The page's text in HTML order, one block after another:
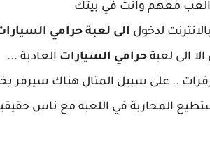
معهم وانت في بيتك
لدخول الى لعبة حرامي
الى لعبة حرامي السيارات العادية ...
.. على سبيل المتال هناك سيرفر
المحاربة في اللعبه مع ناس